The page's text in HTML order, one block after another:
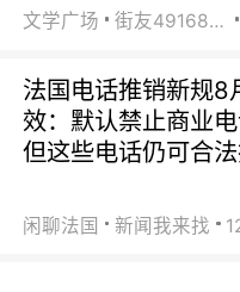
文学广场 街友49168527
法国电话推销新规8
效：默认禁止商业电
但这些电话仍可合
闲聊法国 新闻我来找